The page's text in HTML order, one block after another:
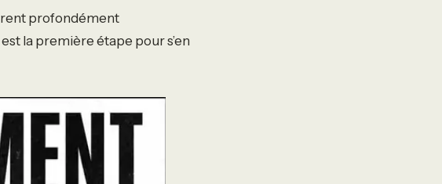
profondément
la première étape pour s’en